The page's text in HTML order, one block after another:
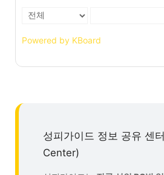
Powered by KBoard
성피가이드 정보 공유 센
Center)